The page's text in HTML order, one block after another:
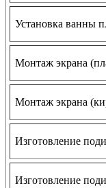
Установка ванны
Монтаж экрана
Монтаж экрана
Изготовление
Изготовление